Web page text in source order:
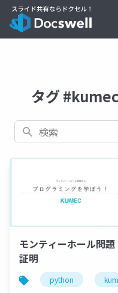
タグ
検索
モンティーホール問題
証明
python